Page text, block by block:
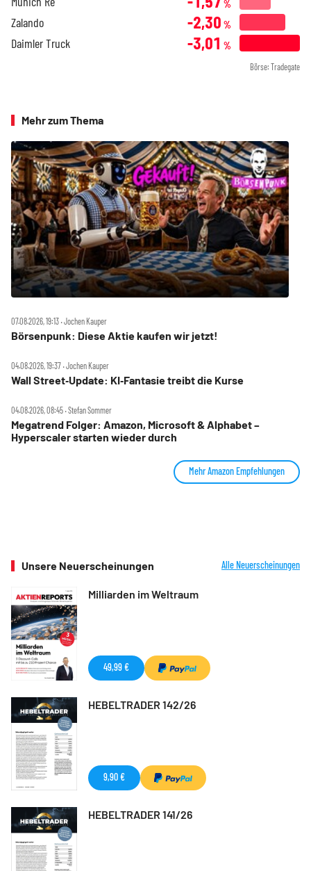
%
Zalando -2,30 %
Daimler Truck -3,01 %
Börse: Tradegate
Mehr zum Thema
07.08.2026, 19:13 ‧ Jochen Kauper
Börsenpunk: Diese Aktie kaufen wir jetzt!
04.08.2026, 19:37 ‧ Jochen Kauper
Wall Street‑Update: KI‑Fantasie treibt die Kurse
04.08.2026, 08:45 ‧ Stefan Sommer
Megatrend Folger: Amazon, Microsoft & Alphabet –
Hyperscaler starten wieder durch
Mehr Amazon Empfehlungen
Unsere Neuerscheinungen Alle Neuerscheinungen
Milliarden im Weltraum
49,99 €
HEBELTRADER 142/26
9,90 €
HEBELTRADER 141/26